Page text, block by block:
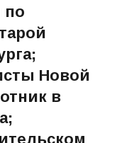
по
Новой
в